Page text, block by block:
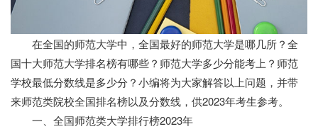
在全国的师范大学中，全国最好的师范大学是哪几所？全
国十大师范大学排名榜有哪些？师范大学多少分能考上？师范
学校最低分数线是多少分？小编将为大家解答以上问题，并带
来师范类院校全国排名榜以及分数线，供2023年考生参考。
一、全国师范类大学排行榜2023年